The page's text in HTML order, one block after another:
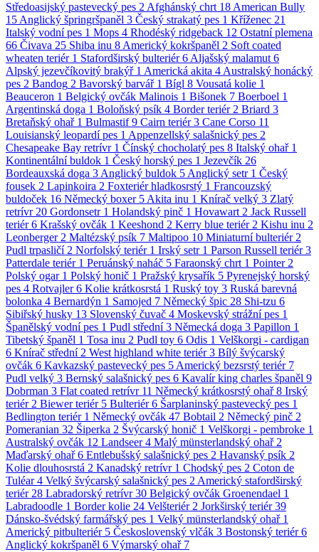
Středoasijský pastevecký pes 2 Afghánský chrt 18 American Bully
15 Anglický špringršpaněl 3 Český strakatý pes 1 Kříženec 21
Italský vodní pes 1 Mops 4 Rhodéský ridgeback 12 Ostatní plemena
66 Čivava 25 Shiba inu 8 Americký kokršpaněl 2 Soft coated
wheaten teriér 1 Stafordširský bulteriér 6 Aljašský malamut 6
Alpský jezevčíkovitý brakýř 1 Americká akita 4 Australský honácký
pes 2 Bandog 2 Bavorský barvář 1 Bígl 8 Vousatá kolie 1
Beauceron 1 Belgický ovčák Malinois 1 Bišonek 7 Boerboel 1
Argentinská doga 1 Boloňský psík 4 Border teriér 2 Briard 3
Bretaňský ohař 1 Bulmastif 9 Cairn teriér 3 Cane Corso 11
Louisianský leopardí pes 1 Appenzellský salašnický pes 2
Chesapeake Bay retrívr 1 Čínský chocholatý pes 8 Italský ohař 1
Kontinentální buldok 1 Český horský pes 1 Jezevčík 26
Bordeauxská doga 3 Anglický buldok 5 Anglický setr 1 Český
fousek 2 Lapinkoira 2 Foxteriér hladkosrstý 1 Francouzský
buldoček 16 Německý boxer 5 Akita inu 1 Knírač velký 3 Zlatý
retrívr 20 Gordonsetr 1 Holandský pinč 1 Hovawart 2 Jack Russell
teriér 6 Krašský ovčák 1 Keeshond 2 Kerry blue teriér 2 Kishu inu 2
Leonberger 2 Maltézský psík 7 Maltipoo 10 Miniaturní bulteriér 2
Pudl trpasličí 2 Norfolský teriér 1 Irský setr 1 Parson Russell teriér 3
Patterdale teriér 1 Peruánský naháč 5 Faraonský chrt 1 Pointer 2
Polský ogar 1 Polský honič 1 Pražský krysařík 5 Pyrenejský horský
pes 4 Rotvajler 6 Kolie krátkosrstá 1 Ruský toy 3 Ruská barevná
bolonka 4 Bernardýn 1 Samojed 7 Německý špic 28 Shi-tzu 6
Sibiřský husky 13 Slovenský čuvač 4 Moskevský strážní pes 1
Španělský vodní pes 1 Pudl střední 3 Německá doga 3 Papillon 1
Tibetský španěl 1 Tosa inu 2 Pudl toy 6 Odis 1 Velškorgi - cardigan
6 Knírač střední 2 West highland white teriér 3 Bílý švýcarský
ovčák 6 Kavkazský pastevecký pes 5 Americký bezsrstý teriér 7
Pudl velký 3 Bernský salašnický pes 6 Kavalír king charles španěl 9
Dobrman 3 Flat coated retrívr 11 Německý krátkosrstý ohař 8 Irský
teriér 2 Biewer teriér 5 Bulteriér 6 Šarplaninský pastevecký pes 1
Bedlington teriér 1 Německý ovčák 47 Bobtail 2 Německý pinč 2
Pomeranian 32 Šiperka 2 Švýcarský honič 1 Velškorgi - pembroke 1
Australský ovčák 12 Landseer 4 Malý münsterlandský ohař 2
Maďarský ohař 6 Entlebušský salašnický pes 2 Havanský psík 2
Kolie dlouhosrstá 2 Kanadský retrívr 1 Chodský pes 2 Coton de
Tuléar 4 Velký švýcarský salašnický pes 2 Americký stafordširský
teriér 28 Labradorský retrívr 30 Belgický ovčák Groenendael 1
Labradoodle 1 Border kolie 24 Velšteriér 2 Jorkširský teriér 39
Dánsko-švédský farmářský pes 1 Velký münsterlandský ohař 1
Americký pitbulteriér 5 Československý vlčák 3 Bostonský teriér 6
Anglický kokršpaněl 6 Výmarský ohař 7